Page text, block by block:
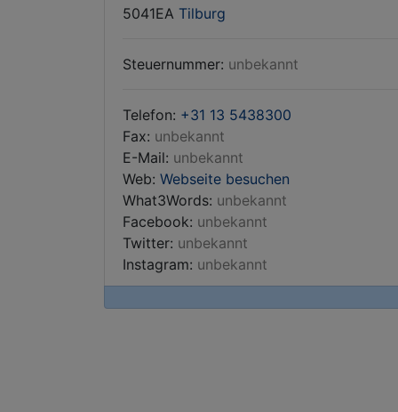
5041EA Tilburg
Steuernummer: unbekannt
Telefon: +31 13 5438300
Fax: unbekannt
E-Mail: unbekannt
Web: Webseite besuchen
What3Words: unbekannt
Facebook: unbekannt
Twitter: unbekannt
Instagram: unbekannt